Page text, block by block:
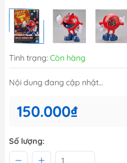
Tình trạng: Còn hàng
Nội dung đang cập nhật...
150.000₫
Số lượng: